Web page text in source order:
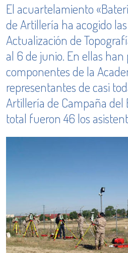
El acuartelamiento
de Artillería ha acogido
Actualización de
al 6 de junio. En ellas
componentes de la
representantes de casi
Artillería de Campaña del
total fueron 46 los